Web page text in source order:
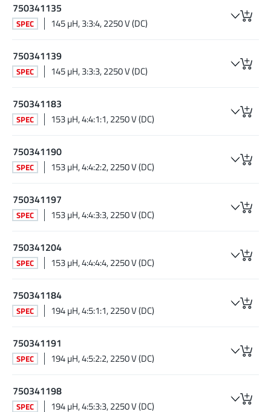
750341135
SPEC 145 µH, 3:3:4, 2250 V (DC)
750341139
SPEC 145 µH, 3:3:3, 2250 V (DC)
750341183
SPEC 153 µH, 4:4:1:1, 2250 V (DC)
750341190
SPEC 153 µH, 4:4:2:2, 2250 V (DC)
750341197
SPEC 153 µH, 4:4:3:3, 2250 V (DC)
750341204
SPEC 153 µH, 4:4:4:4, 2250 V (DC)
750341184
SPEC 194 µH, 4:5:1:1, 2250 V (DC)
750341191
SPEC 194 µH, 4:5:2:2, 2250 V (DC)
750341198
SPEC 194 µH, 4:5:3:3, 2250 V (DC)